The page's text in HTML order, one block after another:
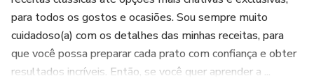
para todos os gostos e ocasiões. Sou sempre muito
cuidadoso(a) com os detalhes das minhas receitas, para
que você possa preparar cada prato com confiança e obter
resultados incríveis. Então, se você quer aprender a ...